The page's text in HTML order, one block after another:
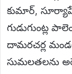
కుమార్,
గుడుగుంట్ల
దామరచర్ల
సుమలతలను